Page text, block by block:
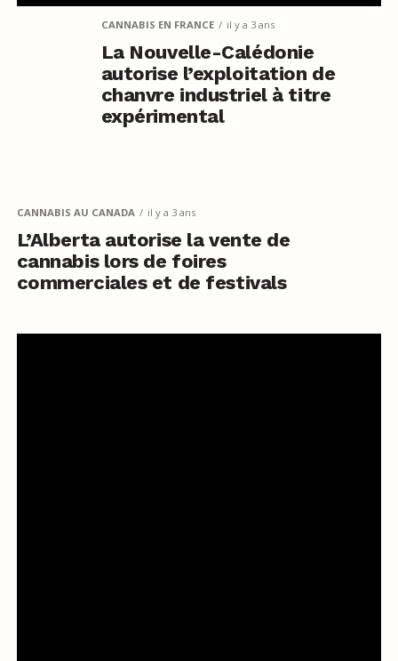
CANNABIS EN FRANCE il y a 3 ans
La Nouvelle-Calédonie
autorise l’exploitation de
chanvre industriel à titre
expérimental
CANNABIS AU CANADA il y a 3 ans
L’Alberta autorise la vente de
cannabis lors de foires
commerciales et de festivals